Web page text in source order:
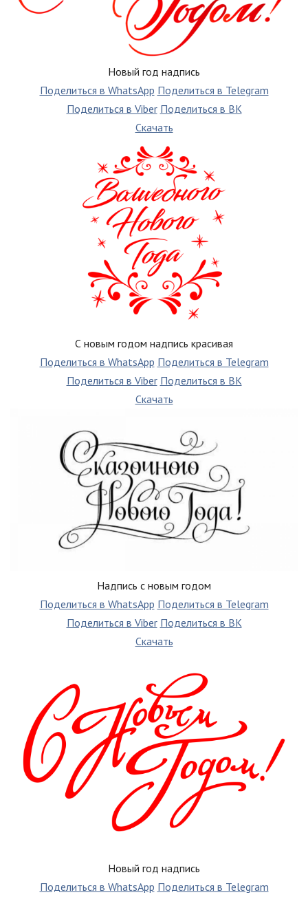
Новый год надпись
Поделиться в WhatsApp Поделиться в Telegram
Поделиться в Viber Поделиться в ВК
Скачать
С новым годом надпись красивая
Поделиться в WhatsApp Поделиться в Telegram
Поделиться в Viber Поделиться в ВК
Скачать
Надпись с новым годом
Поделиться в WhatsApp Поделиться в Telegram
Поделиться в Viber Поделиться в ВК
Скачать
Новый год надпись
Поделиться в WhatsApp Поделиться в Telegram